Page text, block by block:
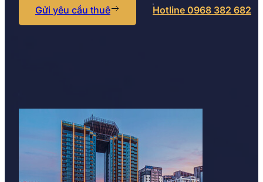
Gửi yêu cầu thuê Hotline 0968 382 682